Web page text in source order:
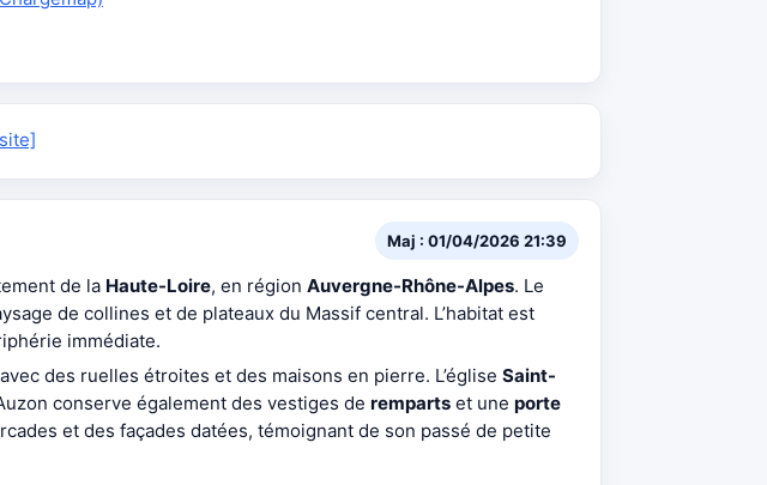
Maj : 01/04/2026 21:39
de la Haute-Loire, en région Auvergne-Rhône-Alpes. Le
de collines et de plateaux du Massif central. L’habitat est
immédiate.
des ruelles étroites et des maisons en pierre. L’église Saint-
conserve également des vestiges de remparts et une porte
et des façades datées, témoignant de son passé de petite